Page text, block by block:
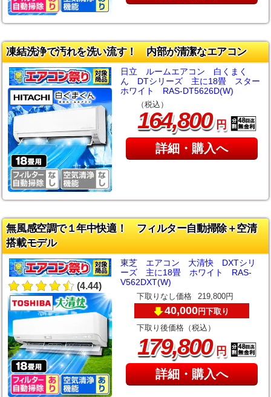
凍結洗浄で汚れを洗い流す！ 内部が清潔なエアコン
日立 ルームエアコン 白くまく
ん DTシリーズ 主に18畳 スター
ホワイト RAS-DT5626D(W)
（税込）
164,800円
詳細・購入へ
無風感空調で１年中快適！ フィルター自動掃除＋空清
搭載モデル
(4.44)
東芝 エアコン 大清快 DXTシリ
ーズ 主に18畳 ホワイト RAS-
V562DXT(W)
下取りなし価格 219,800円
40,000円下取り
下取り後価格（税込）
179,800円
詳細・購入へ